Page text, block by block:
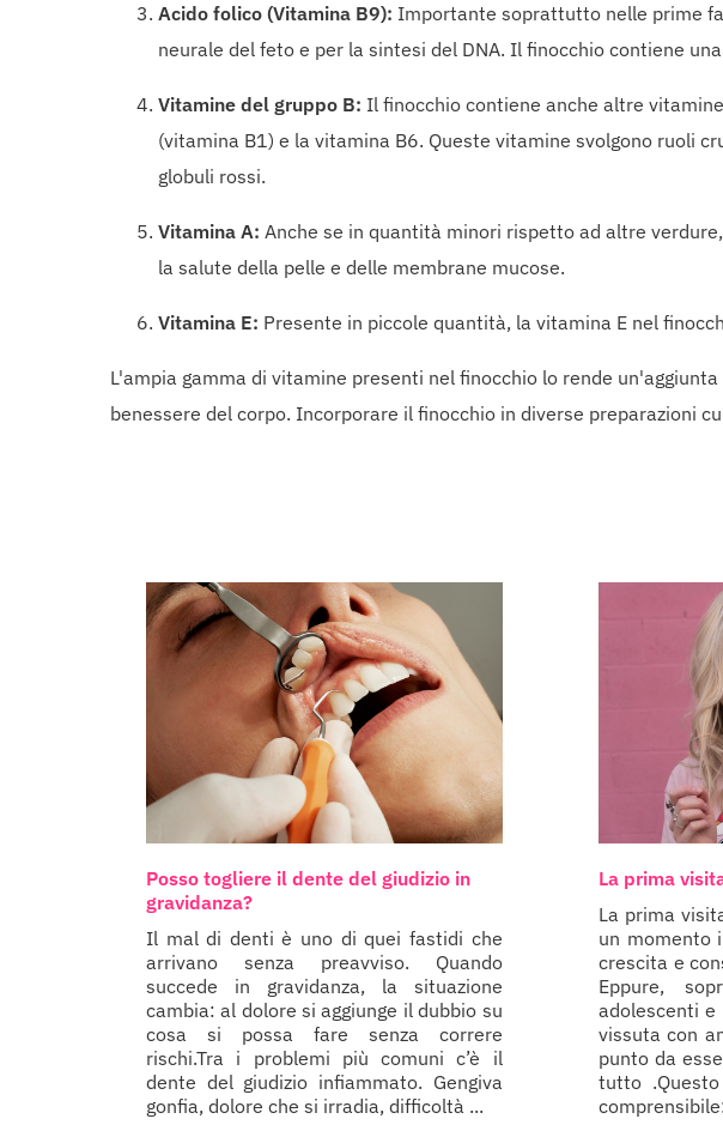
Acido folico (Vitamina B9): Importante soprattutto nelle prime
neurale del feto e per la sintesi del DNA. Il finocchio contiene
Vitamine del gruppo B: Il finocchio contiene anche altre
(vitamina B1) e la vitamina B6. Queste vitamine svolgono ruoli
globuli rossi.
Vitamina A: Anche se in quantità minori rispetto ad altre
la salute della pelle e delle membrane mucose.
Vitamina E: Presente in piccole quantità, la vitamina E nel
L'ampia gamma di vitamine presenti nel finocchio lo rende
benessere del corpo. Incorporare il finocchio in diverse preparazioni
Posso togliere il dente del giudizio in
gravidanza?
Il mal di denti è uno di quei fastidi che
arrivano senza preavviso. Quando
succede in gravidanza, la situazione
cambia: al dolore si aggiunge il dubbio su
cosa si possa fare senza correre
rischi.Tra i problemi più comuni c’è il
dente del giudizio infiammato. Gengiva
gonfia, dolore che si irradia, difficoltà ...
La prima
La prima
un momento
crescita e
Eppure,
adolescenti e
vissuta con
punto da
tutto